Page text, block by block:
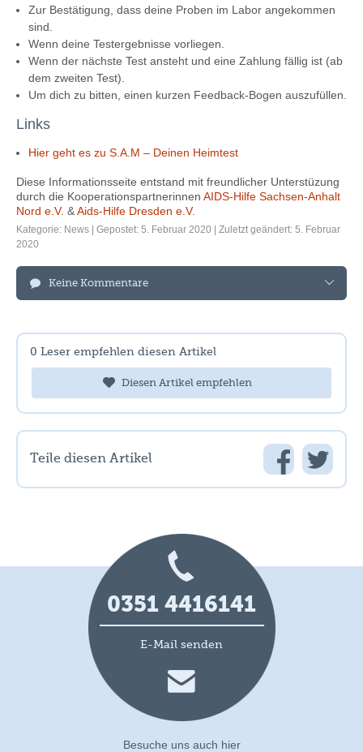
Zur Bestätigung, dass deine Proben im Labor angekommen
sind.
Wenn deine Testergebnisse vorliegen.
Wenn der nächste Test ansteht und eine Zahlung fällig ist (ab
dem zweiten Test).
Um dich zu bitten, einen kurzen Feedback-Bogen auszufüllen.
Links
Hier geht es zu S.A.M – Deinen Heimtest
Diese Informationsseite entstand mit freundlicher Unterstüzung
durch die Kooperationspartnerinnen AIDS-Hilfe Sachsen-Anhalt
Nord e.V. &Aids-Hilfe Dresden e.V.
Kategorie: News | Gepostet: 5. Februar 2020 | Zuletzt geändert: 5. Februar
2020
Keine Kommentare
0 Leser empfehlen diesen Artikel
Diesen Artikel empfehlen
Teile diesen Artikel
0351 4416141
E-Mail senden
Besuche uns auch hier